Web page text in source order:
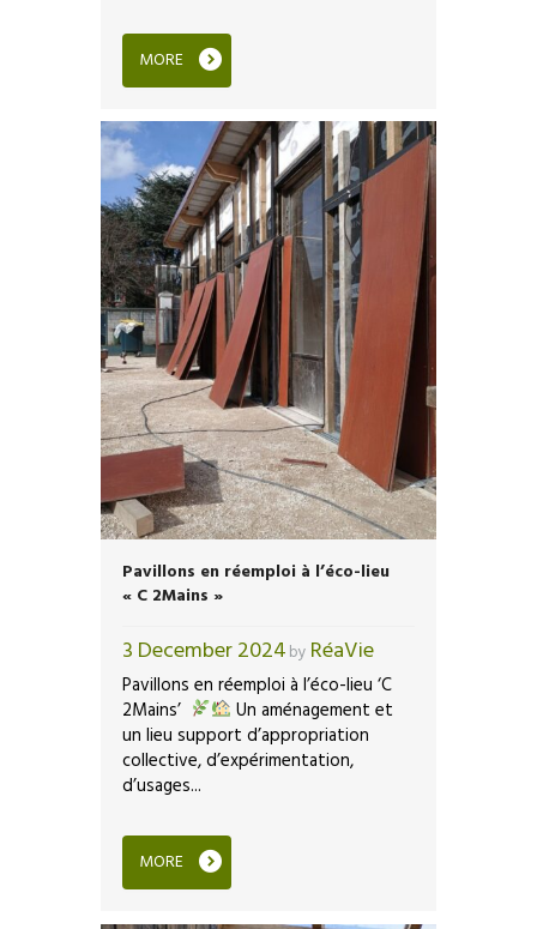
MORE
Pavillons en réemploi à l’éco-lieu
« C 2Mains »
3 December 2024by RéaVie
Pavillons en réemploi à l’éco-lieu ‘C
2Mains’
Un aménagement et
un lieu support d’appropriation
collective, d’expérimentation,
d’usages...
MORE